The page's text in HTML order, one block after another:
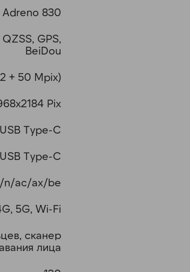
Adreno 830
GPS,
BeiDou
+ 50 Mpix)
Pix
USB Type-C
USB Type-C
n/ac/ax/be
5G, Wi-Fi
сканер
лица